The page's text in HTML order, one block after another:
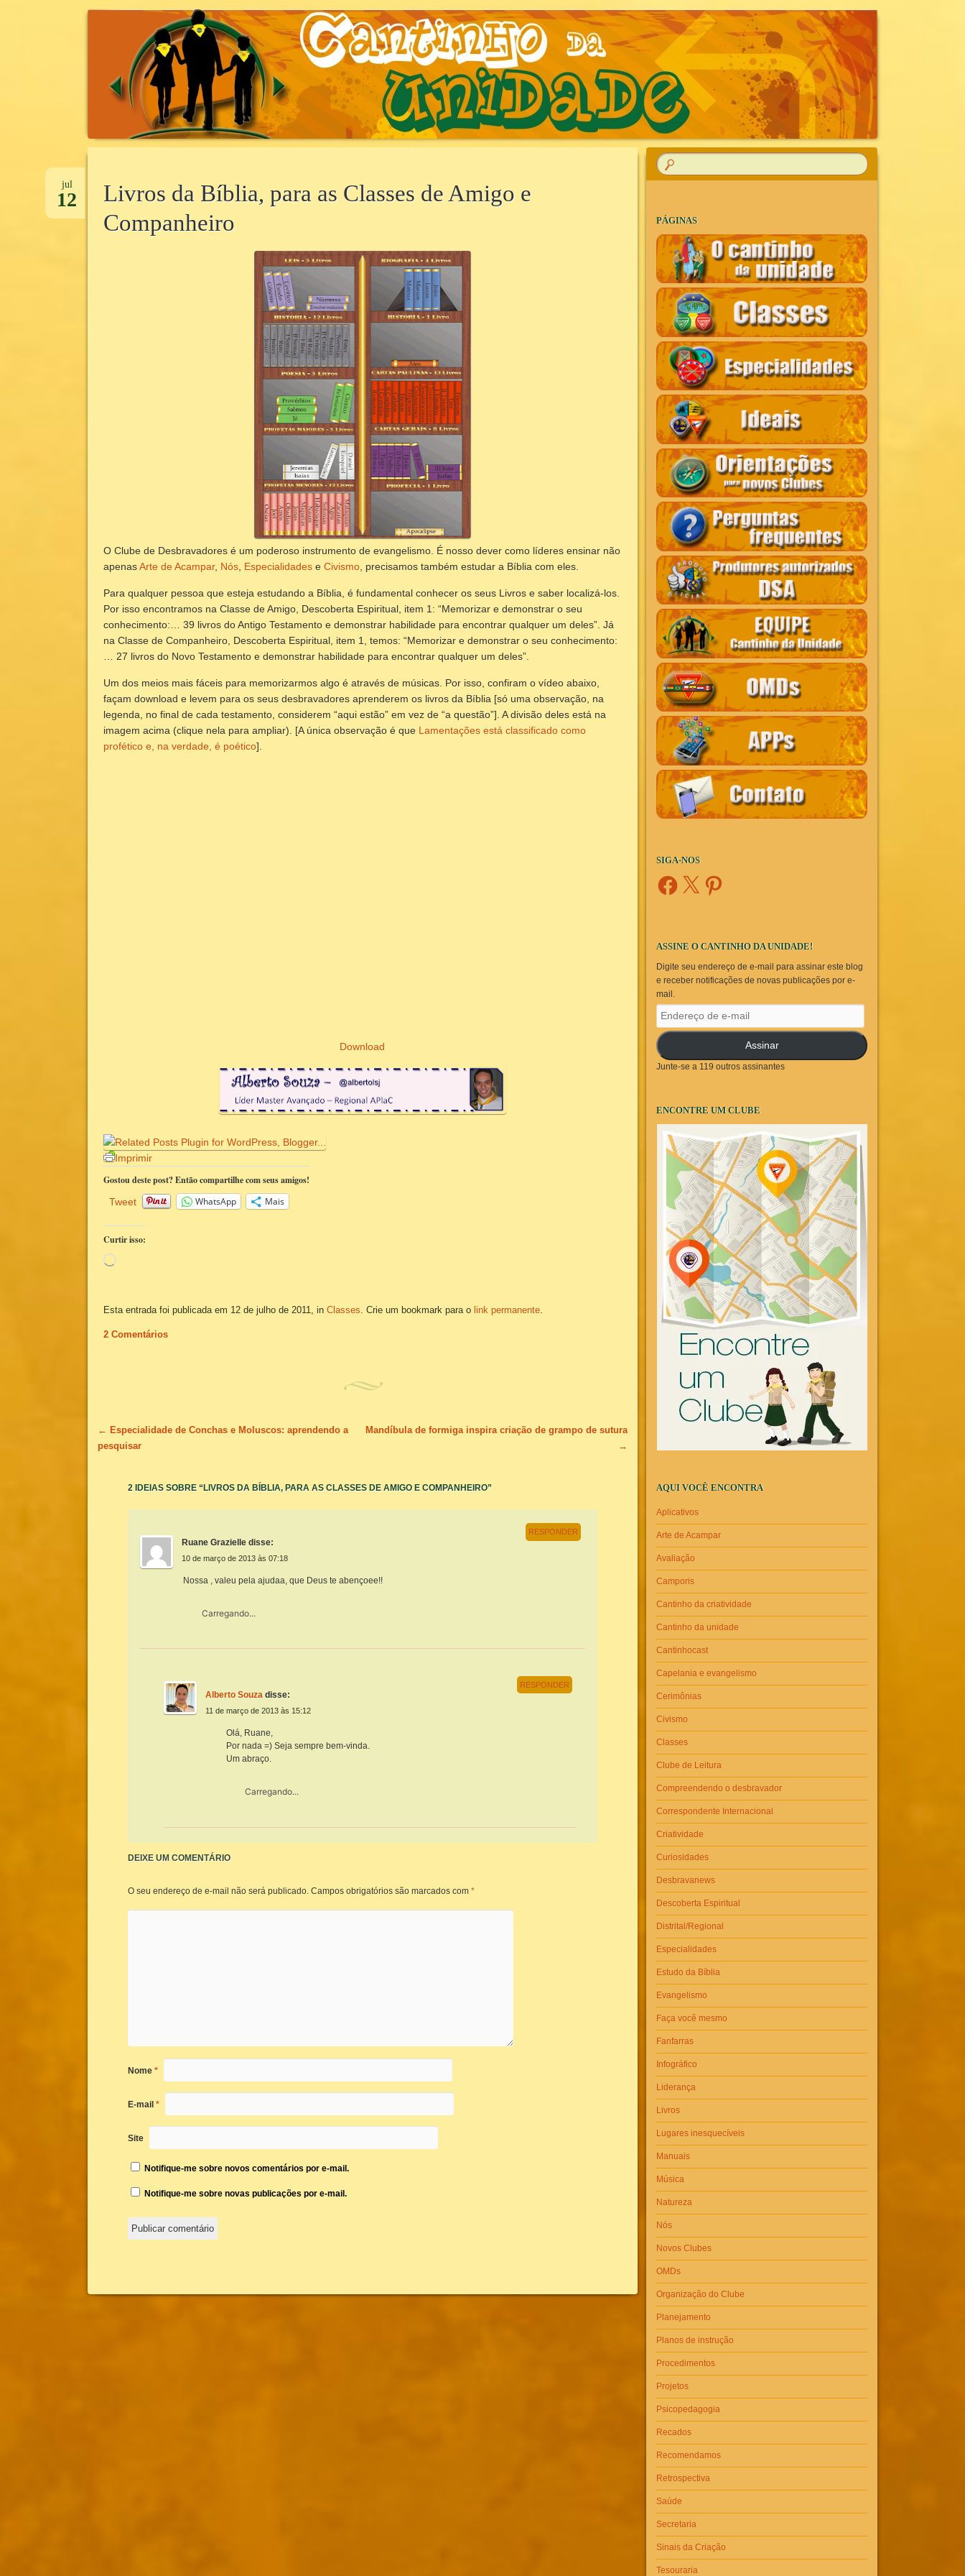
CANTINHODAUNIDADE.COM.BR
CANTINHO DA UNIDADE
conteúdo
Livros da Bíblia, para as Classes de Amigo e
Companheiro
jul
12
O Clube de Desbravadores é um poderoso instrumento de evangelismo. É nosso dever como líderes ensinar não
apenasArte de Acampar, Nós Especialidades eCivismo , precisamos também estudar a Bíblia com eles.
Para qualquer pessoa que esteja estudando a Bíblia, é fundamental conhecer os seus Livros e saber localizá-los.
Por isso encontramos na Classe de Amigo, Descoberta Espiritual, item 1:“Memorizar e demonstrar o seu
conhecimento:… 39 livros do Antigo Testamento e demonstrar habilidade para encontrar qualquer um deles”. Já
na Classe de Companheiro, Descoberta Espiritual, item 1, temos: “Memorizar e demonstrar o seu conhecimento:
… 27 livros do Novo Testamento e demonstrar habilidade para encontrar qualquer um deles”.
Um dos meios mais fáceis para memorizarmos algo é através de músicas. Por isso, confiram o vídeo abaixo,
façam download e levem para os seus desbravadores aprenderem os livros da Bíblia [só uma observação, na
legenda, no final de cada testamento, considerem “aqui estão” em vez de “a questão”]. A divisão deles está na
imagem acima (clique nela para ampliar). [A única observação é que Lamentações está classificado como
profético e, na verdade, é poético].
Download
Imprimir
Gostou deste post? Então compartilhe com seus amigos!
Tweet WhatsApp Mais
Curtir isso:
Carregando...
Esta entrada foi publicada em 12 de julho de 2011, inClasses . Crie um bookmark para o link permanente
2 Comentários
Navegação de posts
← Especialidade de Conchas e Moluscos: aprendendo a
pesquisar
Mandíbula de formiga inspira criação de grampo de sutura
→
2 IDEIAS SOBRE “LIVROS DA BÍBLIA, PARA AS CLASSES DE AMIGO E COMPANHEIRO”
Ruane Grazielle disse:
10 de março de 2013 às 07:18
Nossa , valeu pela ajudaa, que Deus te abençoee!!
Carregando...
RESPONDER
Alberto Souza disse:
11 de março de 2013 às 15:12
Olá, Ruane,
Por nada =) Seja sempre bem-vinda.
Um abraço.
Carregando...
RESPONDER
DEIXE UM COMENTÁRIO
O seu endereço de e-mail não será publicado. Campos obrigatórios são marcados com *
Nome *
E-mail *
Site
Notifique-me sobre novos comentários por e-mail.
Notifique-me sobre novas publicações por e-mail.
PÁGINAS
SIGA-NOS
Facebook
X Pinterest
ASSINE O CANTINHO DA UNIDADE!
Digite seu endereço de e-mail para assinar este blog
e receber notificações de novas publicações por e-
mail.
Endereço
de
e-
mail
Assinar
Junte-se a 119 outros assinantes
ENCONTRE UM CLUBE
AQUI VOCÊ ENCONTRA
Aplicativos
Arte de Acampar
Avaliação
Camporis
Cantinho da criatividade
Cantinho da unidade
Cantinhocast
Capelania e evangelismo
Cerimônias
Civismo
Classes
Clube de Leitura
Compreendendo o desbravador
Correspondente Internacional
Criatividade
Curiosidades
Desbravanews
Descoberta Espiritual
Distrital/Regional
Especialidades
Estudo da Bíblia
Evangelismo
Faça você mesmo
Fanfarras
Infográfico
Liderança
Livros
Lugares inesquecíveis
Manuais
Música
Natureza
Nós
Novos Clubes
OMDs
Organização do Clube
Planejamento
Planos de instrução
Procedimentos
Projetos
Psicopedagogia
Recados
Recomendamos
Retrospectiva
Saúde
Secretaria
Sinais da Criação
Tesouraria